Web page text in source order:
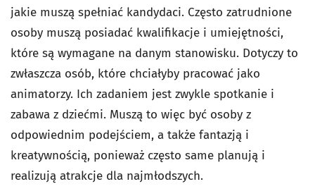
jakie muszą spełniać kandydaci. Często zatrudnione
osoby muszą posiadać kwalifikacje i umiejętności,
które są wymagane na danym stanowisku. Dotyczy to
zwłaszcza osób, które chciałyby pracować jako
animatorzy. Ich zadaniem jest zwykle spotkanie i
zabawa z dziećmi. Muszą to więc być osoby z
odpowiednim podejściem, a także fantazją i
kreatywnością, ponieważ często same planują i
realizują atrakcje dla najmłodszych.